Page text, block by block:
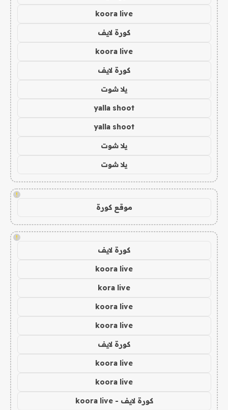
koora live
كورة لايف
koora live
كورة لايف
يلا شوت
yalla shoot
yalla shoot
يلا شوت
يلا شوت
!
موقع كورة
!
كورة لايف
koora live
kora live
koora live
koora live
كورة لايف
koora live
koora live
كورة لايف - koora live